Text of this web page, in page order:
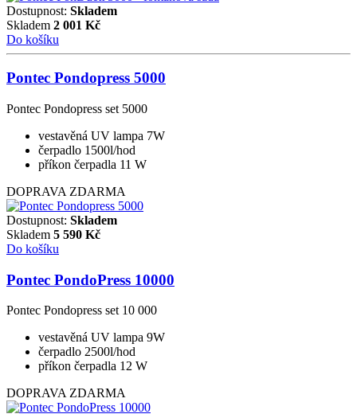
Dostupnost: Skladem
Skladem 2 001 Kč
Do košíku
Pontec Pondopress 5000
Pontec Pondopress set 5000
vestavěná UV lampa 7W
čerpadlo 1500l/hod
příkon čerpadla 11 W
DOPRAVA ZDARMA
Dostupnost: Skladem
Skladem 5 590 Kč
Do košíku
Pontec PondoPress 10000
Pontec Pondopress set 10 000
vestavěná UV lampa 9W
čerpadlo 2500l/hod
příkon čerpadla 12 W
DOPRAVA ZDARMA